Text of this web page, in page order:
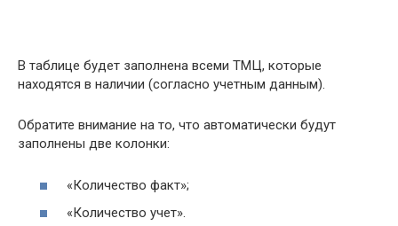
В таблице будет заполнена всеми ТМЦ, которые
находятся в наличии (согласно учетным данным).
Обратите внимание на то, что автоматически будут
заполнены две колонки:
«Количество факт»;
«Количество учет».